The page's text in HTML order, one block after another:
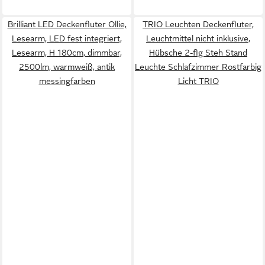
Brilliant LED Deckenfluter Ollie,
Lesearm, LED fest integriert,
Lesearm, H 180cm, dimmbar,
2500lm, warmweiß, antik
messingfarben
TRIO Leuchten Deckenfluter,
Leuchtmittel nicht inklusive,
Hübsche 2-flg Steh Stand
Leuchte Schlafzimmer Rostfarbig
Licht TRIO